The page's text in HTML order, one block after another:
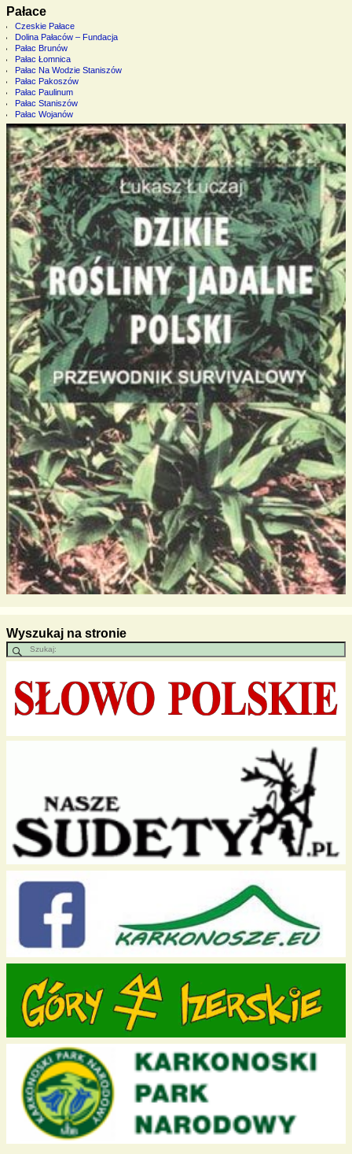
Pałace
Czeskie Pałace
Dolina Pałaców – Fundacja
Pałac Brunów
Pałac Łomnica
Pałac Na Wodzie Staniszów
Pałac Pakoszów
Pałac Paulinum
Pałac Staniszów
Pałac Wojanów
Wyszukaj na stronie